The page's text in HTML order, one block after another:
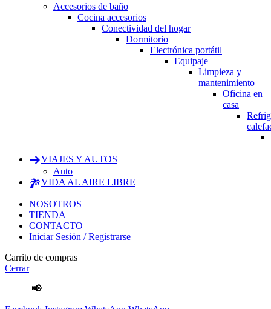
Accesorios de baño
Cocina accesorios
Conectividad del hogar
Dormitorio
Electrónica portátil
Equipaje
Limpieza y
mantenimiento
Oficina en
casa
VIAJES Y AUTOS
Auto
VIDA AL AIRE LIBRE
NOSOTROS
TIENDA
CONTACTO
Iniciar Sesión / Registrarse
Carrito de compras
Cerrar
📢